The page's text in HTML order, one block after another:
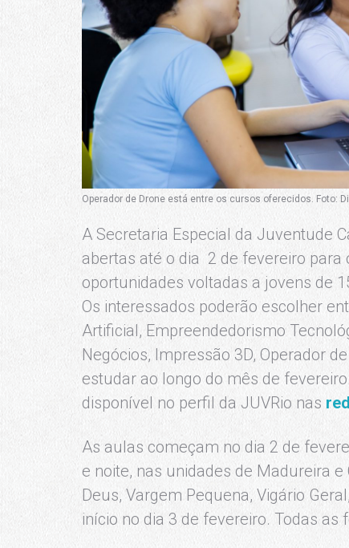
Operador de Drone está entre os cursos oferecidos. Foto:
A Secretaria Especial da Juventude
abertas até o dia 2 de fevereiro
oportunidades voltadas a jovens de
Os interessados poderão escolher
Artificial, Empreendedorismo
Negócios, Impressão 3D, Operador
estudar ao longo do mês de
disponível no perfil da JUVRio nas
As aulas começam no dia 2 de
e noite, nas unidades de Madureira
Deus, Vargem Pequena, Vigário
início no dia 3 de fevereiro. Todas